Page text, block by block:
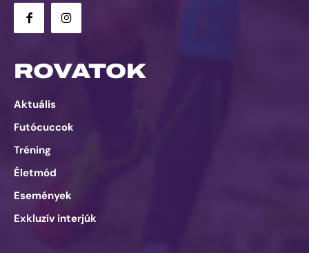
ROVATOK
Aktuális
Futócuccok
Tréning
Életmód
Események
Exkluzív interjúk